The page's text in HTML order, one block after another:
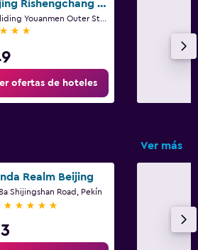
Beijing Rishengchang Hotel
ofertas de hoteles
Ver más
Realm Beijing
Shijingshan Road, Pekín
5 estrellas